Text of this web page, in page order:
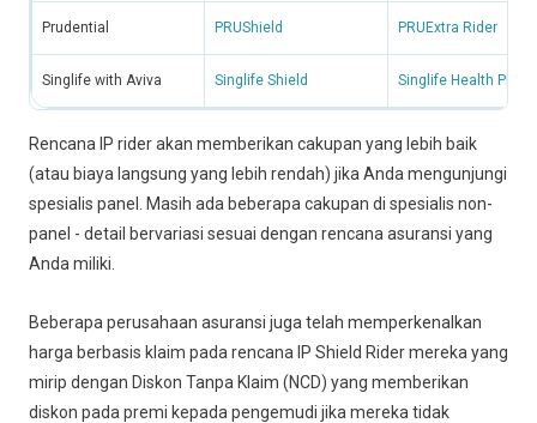
Prudential PRUShield PRUExtra Rider
Singlife with Aviva Singlife Shield Singlife Health Plus
Rencana IP rider akan memberikan cakupan yang lebih baik
(atau biaya langsung yang lebih rendah) jika Anda mengunjungi
spesialis panel. Masih ada beberapa cakupan di spesialis non-
panel - detail bervariasi sesuai dengan rencana asuransi yang
Anda miliki.
Beberapa perusahaan asuransi juga telah memperkenalkan
harga berbasis klaim pada rencana IP Shield Rider mereka yang
mirip dengan Diskon Tanpa Klaim (NCD) yang memberikan
diskon pada premi kepada pengemudi jika mereka tidak